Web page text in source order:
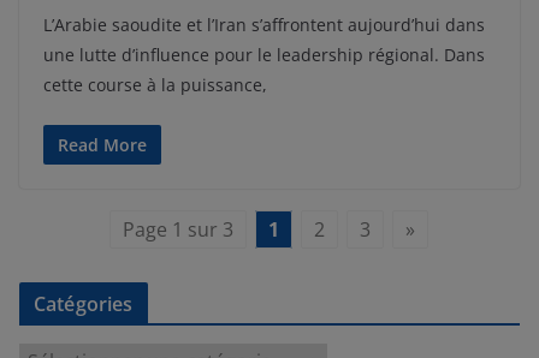
L’Arabie saoudite et l’Iran s’affrontent aujourd’hui dans
une lutte d’influence pour le leadership régional. Dans
cette course à la puissance,
Read More
Page 1 sur 3 1 2 3 »
Catégories